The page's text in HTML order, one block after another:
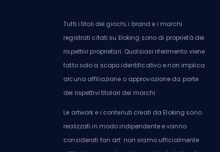
Tutti i titoli dei giochi, i brand e i marchi
registrati citati su Eloking sono di proprietà dei
rispettivi proprietari. Qualsiasi riferimento viene
fatto solo a scopo identificativo e non implica
alcuna affiliazione o approvazione da parte
dei rispettivi titolari dei marchi.
Le artwork e i contenuti creati da Eloking sono
realizzati in modo indipendente e vanno
considerati fan art: non siamo ufficialmente